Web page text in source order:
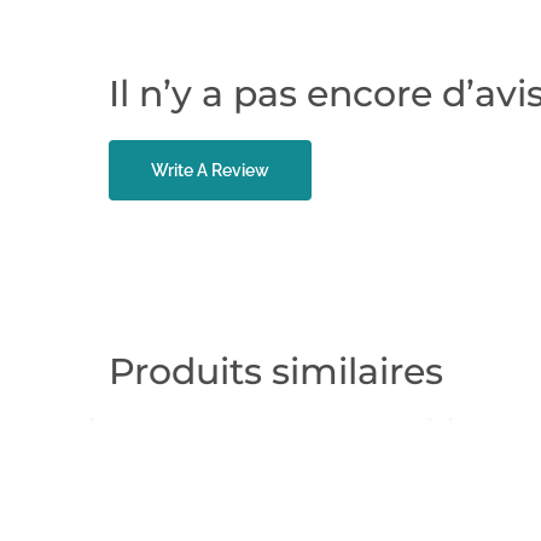
Il n’y a pas encore
Write A Review
Produits similaires